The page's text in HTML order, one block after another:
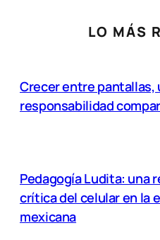
LO MÁS
Crecer entre pantallas,
responsabilidad
Pedagogía Ludita: una
crítica del celular en la
mexicana